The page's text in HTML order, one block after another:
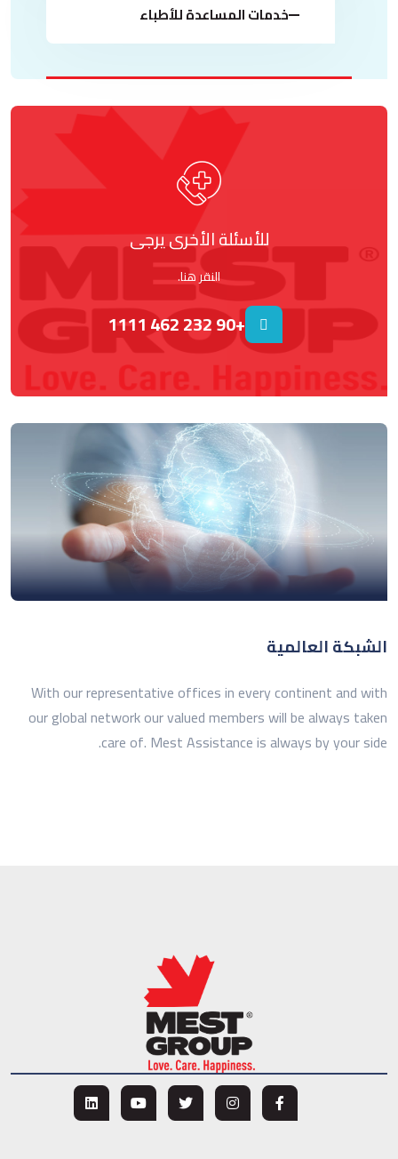
خدمات المساعدة للأطباء
للأسئلة الأخرى يرجى
النقر هنا.
+90 232 462 1111
الشبكة العالمية
With our representative offices in every continent and with
our global network our valued members will be always taken
care of. Mest Assistance is always by your side.